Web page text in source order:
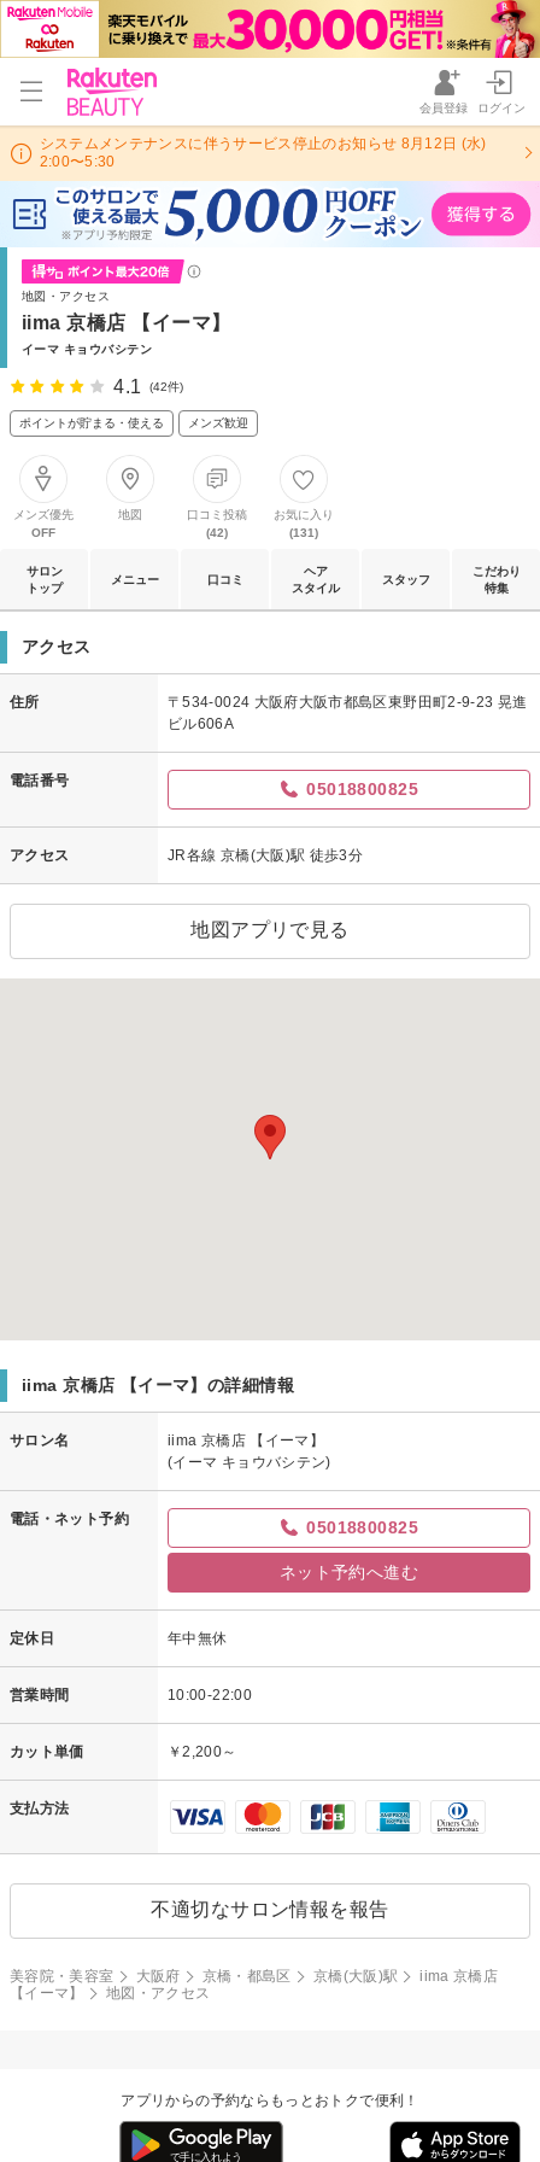
会員登録 ログイン
システムメンテナンスに伴うサービス停止のお知らせ 8月12日 (水)
2:00〜5:30
地図・アクセス
iima 京橋店 【イーマ】
イーマ キョウバシテン
4.1 (42件)
ポイントが貯まる・使える メンズ歓迎
メンズ優先
OFF
地図
口コミ投稿
(42)
お気に入り
(131)
サロン
トップ
メニュー 口コミ
ヘア
スタイル
スタッフ
こだわり
特集
アクセス
住所
〒534-0024 大阪府大阪市都島区東野田町2-9-23 晃進
ビル606A
電話番号 05018800825
アクセス JR各線 京橋(大阪)駅 徒歩3分
地図アプリで見る
iima 京橋店 【イーマ】の詳細情報
サロン名
iima 京橋店 【イーマ】
(イーマ キョウバシテン)
電話・ネット予約 05018800825
ネット予約へ進む
定休日 年中無休
営業時間 10:00-22:00
カット単価 ￥2,200～
支払方法
不適切なサロン情報を報告
美容院・美容室 大阪府 京橋・都島区 京橋(大阪)駅
iima 京橋店
【イーマ】
地図・アクセス
アプリからの予約ならもっとおトクで便利！